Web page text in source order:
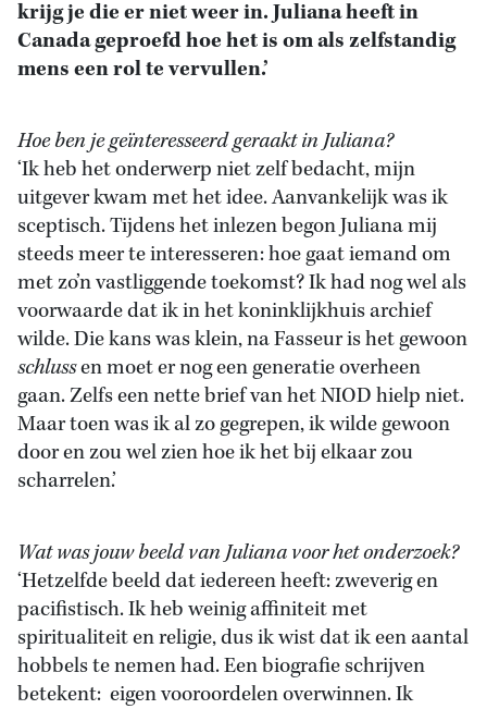
krijg je die er niet weer in. Juliana heeft in
Canada geproefd hoe het is om als zelfstandig
mens een rol te vervullen.’
Hoe ben je geïnteresseerd geraakt in Juliana?
‘Ik heb het onderwerp niet zelf bedacht, mijn
uitgever kwam met het idee. Aanvankelijk was ik
sceptisch. Tijdens het inlezen begon Juliana mij
steeds meer te interesseren: hoe gaat iemand om
met zo’n vastliggende toekomst? Ik had nog wel als
voorwaarde dat ik in het koninklijkhuis archief
wilde. Die kans was klein, na Fasseur is het gewoon
schlussen moet er nog een generatie overheen
gaan. Zelfs een nette brief van het NIOD hielp niet.
Maar toen was ik al zo gegrepen, ik wilde gewoon
door en zou wel zien hoe ik het bij elkaar zou
scharrelen.’
Wat was jouw beeld van Juliana voor het onderzoek?
‘Hetzelfde beeld dat iedereen heeft: zweverig en
pacifistisch. Ik heb weinig affiniteit met
spiritualiteit en religie, dus ik wist dat ik een aantal
hobbels te nemen had. Een biografie schrijven
betekent: eigen vooroordelen overwinnen. Ik